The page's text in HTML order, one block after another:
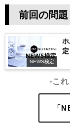
前回の問題
NEWS検定
定
-こ
「